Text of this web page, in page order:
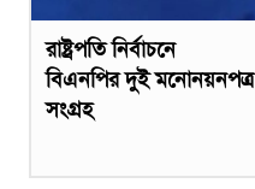
রাষ্ট্রপতি নির্বাচনে
বিএনপির দুই মনোনয়নপত্র
সংগ্রহ